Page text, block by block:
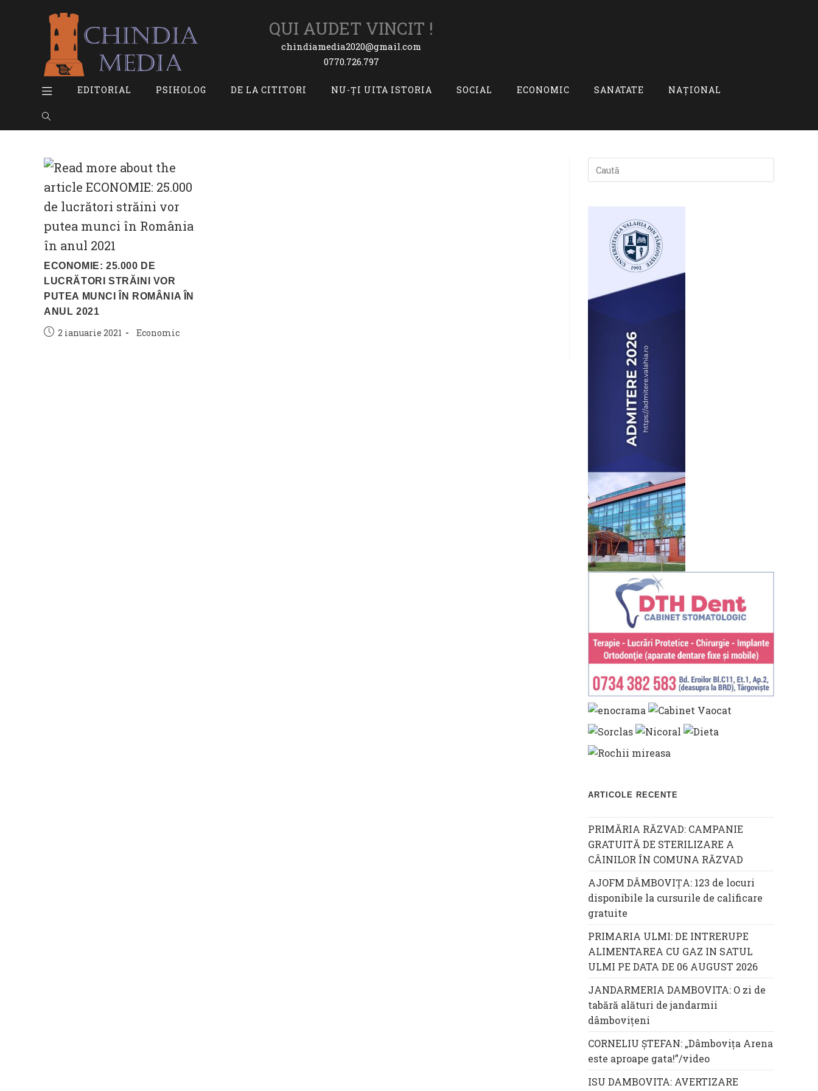
QUI AUDET VINCIT !
chindiamedia2020@gmail.com
0770.726.797
EDITORIAL PSIHOLOG DE LA CITITORI NU-ȚI UITA ISTORIA SOCIAL ECONOMIC SANATATE NAȚIONAL
TOGGLE
SEARCH
ECONOMIE: 25.000 DE
LUCRĂTORI STRĂINI VOR
PUTEA MUNCI ÎN ROMÂNIA ÎN
ANUL 2021
Post2 ianuarie 2021
Post
Economic
ARTICOLE RECENTE
PRIMĂRIA RĂZVAD: CAMPANIE
GRATUITĂ DE STERILIZARE A
CÂINILOR ÎN COMUNA RĂZVAD
AJOFM DÂMBOVIȚA: 123 de locuri
disponibile la cursurile de calificare
gratuite
PRIMARIA ULMI: DE INTRERUPE
ALIMENTAREA CU GAZ IN SATUL
ULMI PE DATA DE 06 AUGUST 2026
JANDARMERIA DAMBOVITA: O zi de
tabără alături de jandarmii
dâmbovițeni
CORNELIU ȘTEFAN: „Dâmbovița Arena
este aproape gata!”/video
ISU DAMBOVITA: AVERTIZARE